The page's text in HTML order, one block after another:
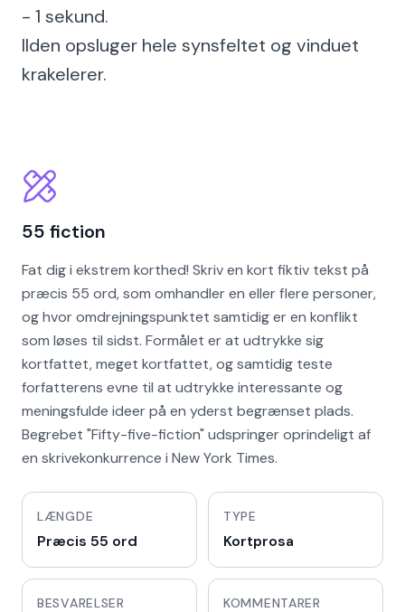
55 fiction
Fat dig i ekstrem korthed! Skriv en kort fiktiv tekst på
præcis 55 ord, som omhandler en eller flere personer,
og hvor omdrejningspunktet samtidig er en konflikt
som løses til sidst. Formålet er at udtrykke sig
kortfattet, meget kortfattet, og samtidig teste
forfatterens evne til at udtrykke interessante og
meningsfulde ideer på en yderst begrænset plads.
Begrebet "Fifty-five-fiction" udspringer oprindeligt af
en skrivekonkurrence i New York Times.
LÆNGDE
Præcis 55 ord
TYPE
Kortprosa
BESVARELSER KOMMENTARER
- 1 sekund.
Ilden opsluger hele synsfeltet og vinduet
krakelerer.